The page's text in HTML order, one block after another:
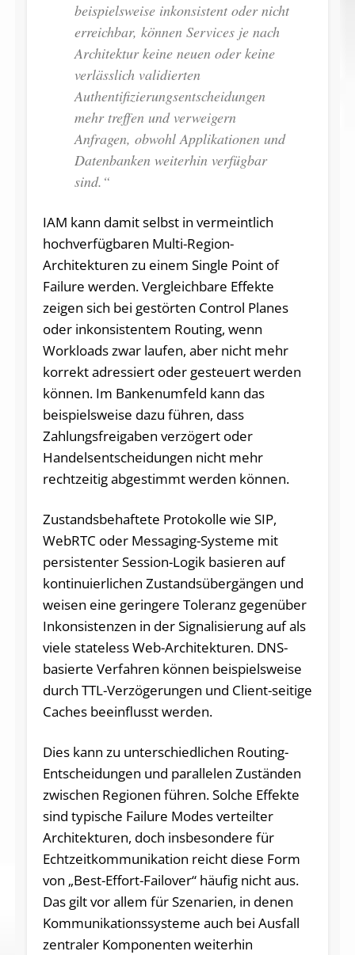
beispielsweise inkonsistent oder nicht
erreichbar, können Services je nach
Architektur keine neuen oder keine
verlässlich validierten
Authentifizierungs­entscheidungen
mehr treffen und verweigern
Anfragen, obwohl Applikationen und
Datenbanken weiterhin verfügbar
sind.“
IAM kann damit selbst in vermeintlich
hochverfügbaren Multi-Region-
Architekturen zu einem Single Point of
Failure werden. Vergleichbare Effekte
zeigen sich bei gestörten Control Planes
oder inkonsistentem Routing, wenn
Workloads zwar laufen, aber nicht mehr
korrekt adressiert oder gesteuert werden
können. Im Bankenumfeld kann das
beispielsweise dazu führen, dass
Zahlungsfreigaben verzögert oder
Handelsentscheidungen nicht mehr
rechtzeitig abgestimmt werden können.
Zustandsbehaftete Protokolle wie SIP,
WebRTC oder Messaging-Systeme mit
persistenter Session-Logik basieren auf
kontinuierlichen Zustandsübergängen und
weisen eine geringere Toleranz gegenüber
Inkonsistenzen in der Signalisierung auf als
viele stateless Web-Architekturen. DNS-
basierte Verfahren können beispielsweise
durch TTL-Verzögerungen und Client-seitige
Caches beeinflusst werden.
Dies kann zu unterschiedlichen Routing-
Entscheidungen und parallelen Zuständen
zwischen Regionen führen. Solche Effekte
sind typische Failure Modes verteilter
Architekturen, doch insbesondere für
Echtzeitkommunikation reicht diese Form
von „Best-Effort-Failover“ häufig nicht aus.
Das gilt vor allem für Szenarien, in denen
Kommunikationssysteme auch bei Ausfall
zentraler Komponenten weiterhin